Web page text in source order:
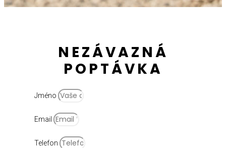
NEZÁVAZNÁ
POPTÁVKA
Jméno
Email
Telefon